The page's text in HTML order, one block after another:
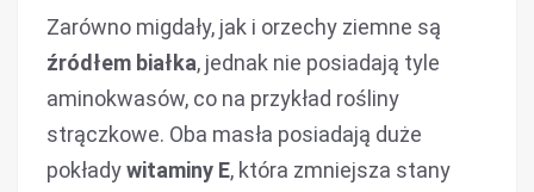
Zarówno migdały, jak i orzechy ziemne są
źródłem białka, jednak nie posiadają tyle
aminokwasów, co na przykład rośliny
strączkowe. Oba masła posiadają duże
pokładywitaminy E, która zmniejsza stany